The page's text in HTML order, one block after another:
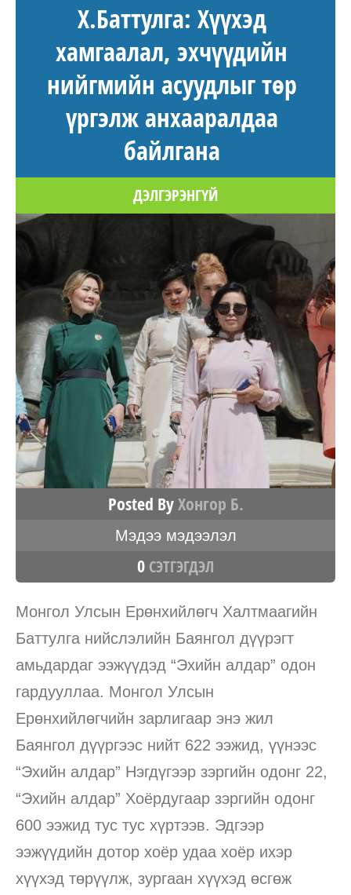
Х.Баттулга: Хүүхэд
хамгаалал, эхчүүдийн
нийгмийн асуудлыг төр
үргэлж анхааралдаа
байлгана
ДЭЛГЭРЭНГҮЙ
Posted ByХонгор Б.
Мэдээ мэдээлэл
0 СЭТГЭГДЭЛ
Монгол Улсын Ерөнхийлөгч Халтмаагийн
Баттулга нийслэлийн Баянгол дүүрэгт
амьдардаг ээжүүдэд “Эхийн алдар” одон
гардууллаа. Монгол Улсын
Ерөнхийлөгчийн зарлигаар энэ жил
Баянгол дүүргээс нийт 622 ээжид, үүнээс
“Эхийн алдар” Нэгдүгээр зэргийн одонг 22,
“Эхийн алдар” Хоёрдугаар зэргийн одонг
600 ээжид тус тус хүртээв. Эдгээр
ээжүүдийн дотор хоёр удаа хоёр ихэр
хүүхэд төрүүлж, зургаан хүүхэд өсгөж